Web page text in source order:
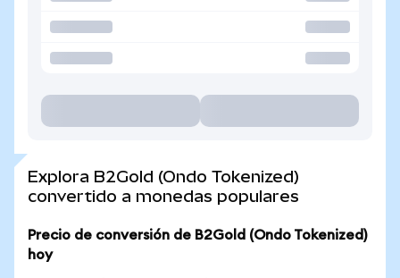
Explora B2Gold (Ondo Tokenized)
convertido a monedas populares
Precio de conversión de B2Gold (Ondo Tokenized)
hoy